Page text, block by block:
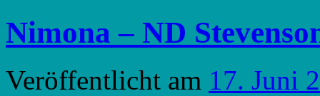
Nimona – ND
Veröffentlicht am 17. Juni